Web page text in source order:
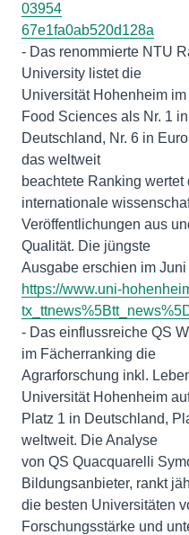
03954
67e1fa0ab520d128a
- Das renommierte NTU
University listet die
Universität Hohenheim
Food Sciences als Nr. 1 in
Deutschland, Nr. 6 in
das weltweit
beachtete Ranking
internationale
Veröffentlichungen aus
Qualität. Die jüngste
https://www.uni-
- Das einflussreiche QS
im Fächerranking die
Agrarforschung inkl.
Universität Hohenheim
Platz 1 in Deutschland,
weltweit. Die Analyse
von QS Quacquarelli
Bildungsanbieter, rankt
die besten Universitäten
Forschungsstärke und